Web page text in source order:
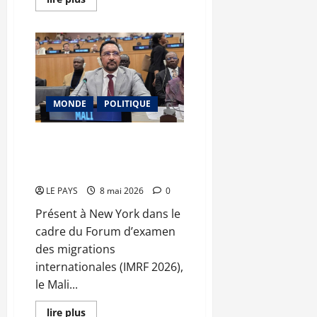
savoir
CAN
U17
Maroc
2026 :
les
poulains
du
coach
Demba
Traoré
sacre
continental
MONDE POLITIQUE
LE PAYS 8 mai 2026 0
Présent à New York dans le
cadre du Forum d’examen
des migrations
internationales (IMRF 2026),
le Mali...
lire plusEn